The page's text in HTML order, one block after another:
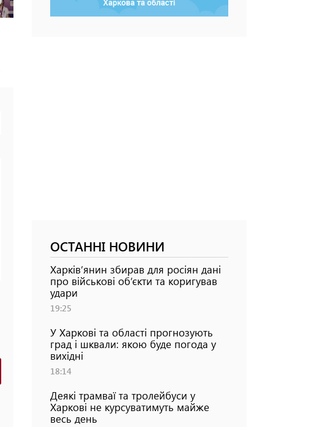
ОСТАННІ НОВИНИ
Харків’янин збирав для росіян дані
про військові об’єкти та коригував
удари
19:25
У Харкові та області прогнозують
град і шквали: якою буде погода у
вихідні
18:14
Деякі трамваї та тролейбуси у
Харкові не курсуватимуть майже
весь день